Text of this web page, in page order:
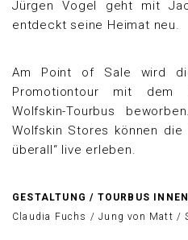
Jürgen Vogel geht mit
entdeckt seine Heimat neu.
Am Point of Sale wird
Promotiontour mit dem
Wolfskin-Tourbus
Wolfskin Stores können die
überall“ live erleben.
GESTALTUNG / TOURBUS
Claudia Fuchs / Jung von Matt /